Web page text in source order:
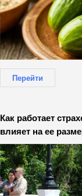
Перейти
Как работает
влияет на ее